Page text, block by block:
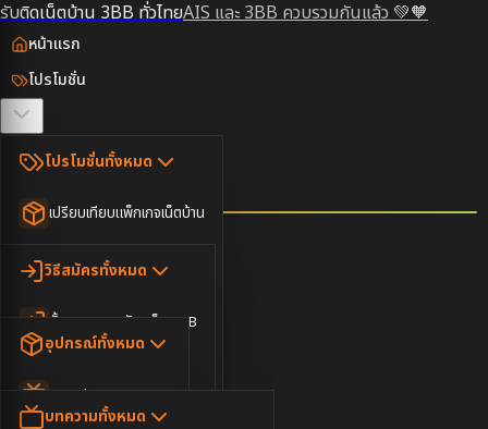
รับติดเน็ตบ้าน 3BB ทั่วไทยAIS และ 3BB ควบรวมกันแล้ว 💚🧡
หน้าแรก
โปรโมชั่น
โปรโมชั่นทั้งหมด
เปรียบเทียบแพ็กเกจเน็ตบ้าน
เน็ตบ้าน Super Fast
เน็ตบ้าน 2Gbps
ตรวจสอบพื้นที่
วิธีสมัครทั้งหมด
ขั้นตอนการสมัครเน็ต 3BB
อุปกรณ์
อุปกรณ์ทั้งหมด
AIS Play Box
บทความ
บทความทั้งหมด
ข่าวสาร